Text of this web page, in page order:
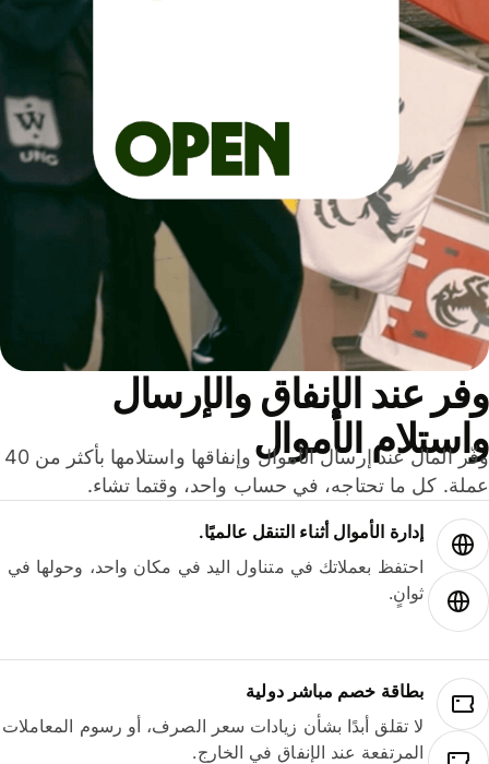
عند الإنفاق والإرسال
الأموال
وفّر المال عند إرسال الأموال وإنفاقها واستلامها بأكثر من 40
كل ما تحتاجه، في حساب واحد، وقتما تشاء.
إدارة الأموال أثناء التنقل عالميًا.
احتفظ بعملاتك في متناول اليد في مكان واحد، وحولها في
ثوانٍ.
بطاقة خصم مباشر دولية
لا تقلق أبدًا بشأن زيادات سعر الصرف، أو رسوم المعاملات
المرتفعة عند الإنفاق في الخارج.